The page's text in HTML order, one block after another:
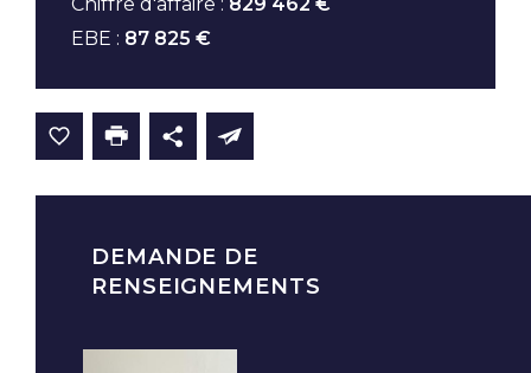
EBE : 87 825 €
DEMANDE DE
RENSEIGNEMENTS